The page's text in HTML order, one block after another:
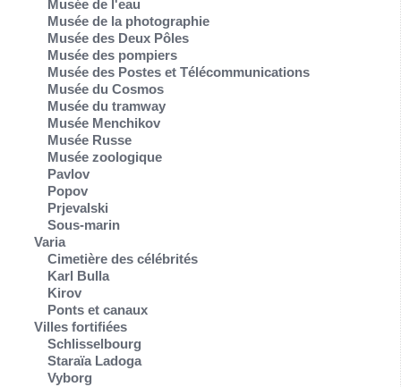
Musée de l'eau
Musée de la photographie
Musée des Deux Pôles
Musée des pompiers
Musée des Postes et Télécommunications
Musée du Cosmos
Musée du tramway
Musée Menchikov
Musée Russe
Musée zoologique
Pavlov
Popov
Prjevalski
Sous-marin
Varia
Cimetière des célébrités
Karl Bulla
Kirov
Ponts et canaux
Villes fortifiées
Schlisselbourg
Staraïa Ladoga
Vyborg